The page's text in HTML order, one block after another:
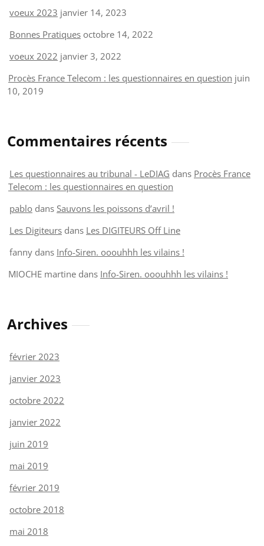
voeux 2023 janvier 14, 2023
Bonnes Pratiques octobre 14, 2022
voeux 2022 janvier 3, 2022
Procès France Telecom : les questionnaires en question juin
10, 2019
Commentaires récents
Les questionnaires au tribunal - LeDIAG dans Procès France
Telecom : les questionnaires en question
pablo dans Sauvons les poissons d’avril !
Les Digiteurs dans Les DIGITEURS Off Line
fanny dans Info-Siren. ooouhhh les vilains !
MIOCHE martine dans Info-Siren. ooouhhh les vilains !
Archives
février 2023
janvier 2023
octobre 2022
janvier 2022
juin 2019
mai 2019
février 2019
octobre 2018
mai 2018